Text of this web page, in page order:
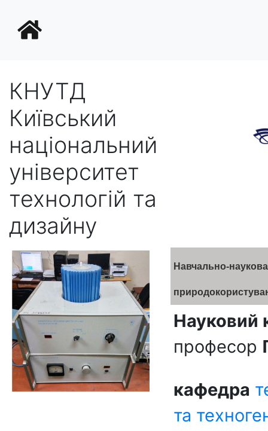
КНУТД
Київський
національний
університет
технологій та
дизайну
Навчально-
Науковий
професор
кафедра
та